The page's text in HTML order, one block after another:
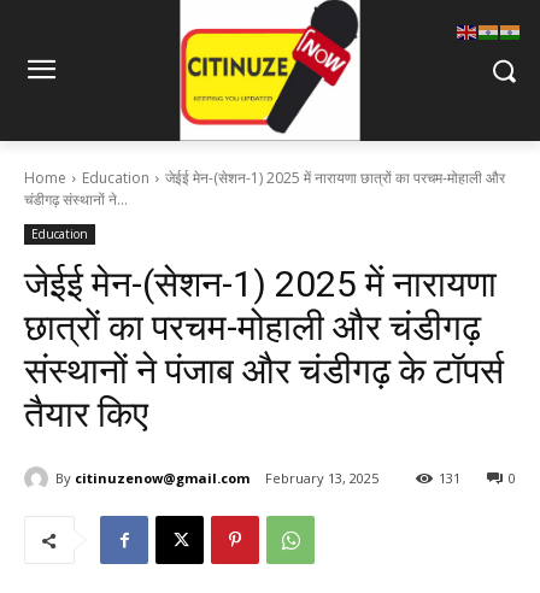
Home Education
जेईई मेन-(सेशन-1) 2025 में नारायणा छात्रों का परचम-मोहाली और
चंडीगढ़ संस्थानों ने...
Education
जेईई मेन-(सेशन-1) 2025 में नारायणा
छात्रों का परचम-मोहाली और चंडीगढ़
संस्थानों ने पंजाब और चंडीगढ़ के टॉपर्स
तैयार किए
By citinuzenow@gmail.com February 13, 2025 0
131